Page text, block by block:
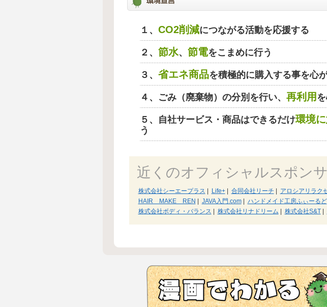
１、 CO2削減につながる活動を応援する
２、 節水、 節電をこまめに行う
３、 省エネ商品を積極的に購入する事を心
４、ごみ（廃棄物）の分別を行い、 再利用
５、自社サービス・商品はできるだけ環境
う
近くのオフィシャルスポン
株式会社シーエープラス Life+| 合同会社リーチ アロシアリラク
HAIR MAKE REN
JAVA入門.com| ハンドメイド工房ふぃーるど|
株式会社ボディ・バランス
株式会社リナドリーム 株式会社S&T|